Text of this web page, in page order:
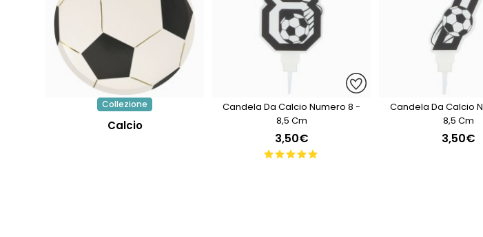
Collezione
Calcio
Candela Da Calcio Numero 8 -
8,5 Cm
3,50€
Candela Da Calcio
8,5 Cm
3,50€